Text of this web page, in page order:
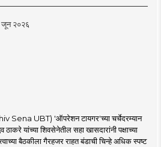
जून २०२६
Sena UBT) 'ऑपरेशन टायगर'च्या चर्चेदरम्यान
ठाकरे यांच्या शिवसेनेतील सहा खासदारांनी पक्षाच्या
बैठकीला गैरहजर राहत बंडाची चिन्हे अधिक स्पष्ट